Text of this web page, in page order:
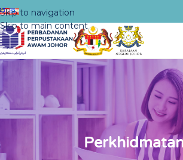
Skip to navigation
Skip to main content